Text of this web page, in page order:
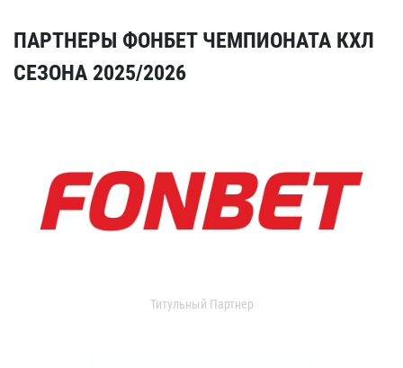
ПАРТНЕРЫ ФОНБЕТ ЧЕМПИОНАТА КХЛ
СЕЗОНА 2025/2026
Титульный Партнер